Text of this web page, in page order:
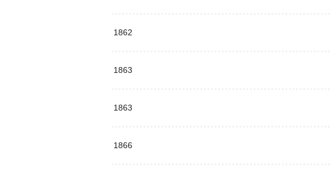
1862
1863
1863
1866